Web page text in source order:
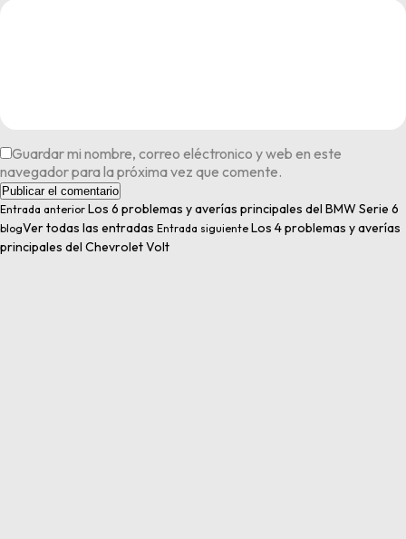
Guardar mi nombre, correo eléctronico y web en este
navegador para la próxima vez que comente.
Entrada anterior Los 6 problemas y averías principales del BMW Serie 6
blogVer todas las entradas Entrada siguiente Los 4 problemas y averías
principales del Chevrolet Volt